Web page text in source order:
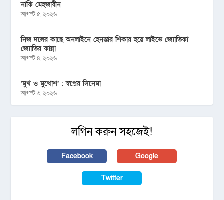
নাকি মেহজাবীন
আগস্ট ৫, ২০২৬
নিজ দলের কাছে অনলাইনে হেনস্তার শিকার হয়ে লাইভে জ্যোতিকা
জ্যোতির কান্না
আগস্ট ৪, ২০২৬
‘মুখ ও মু্খোশ’ : স্বপ্নের সিনেমা
আগস্ট ৩, ২০২৬
লগিন করুন সহজেই!
Facebook Google
Twitter